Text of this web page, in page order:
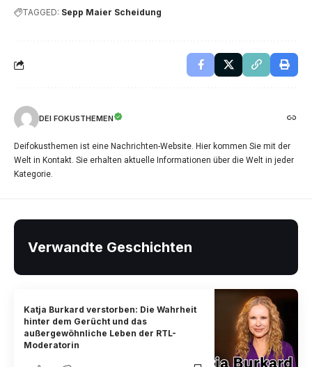
TAGGED: Sepp Maier Scheidung
DEI FOKUSTHEMEN
Deifokusthemen ist eine Nachrichten-Website. Hier kommen Sie mit der
Welt in Kontakt. Sie erhalten aktuelle Informationen über die Welt in jeder
Kategorie.
Verwandte Geschichten
Katja Burkard verstorben: Die Wahrheit
hinter dem Gerücht und das
außergewöhnliche Leben der RTL-
Moderatorin